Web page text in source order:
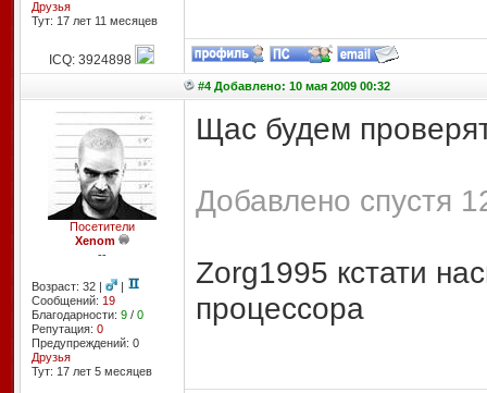
Друзья
Тут: 17 лет 11 месяцев
ICQ: 3924898
#4 Добавлено: 10 мая 2009 00:32
Посетители
Xenom
--
Возраст: 32 |
|
Сообщений: 19
Благодарности: 9/ 0
Репутация: 0
Предупреждений: 0
Друзья
Тут: 17 лет 5 месяцев
Щас будем
Добавлено спустя
Zorg1995 кстати
процессора